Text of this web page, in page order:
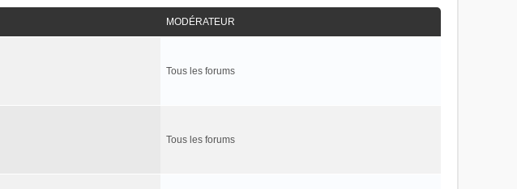
MODÉRATEUR
Tous les forums
Tous les forums